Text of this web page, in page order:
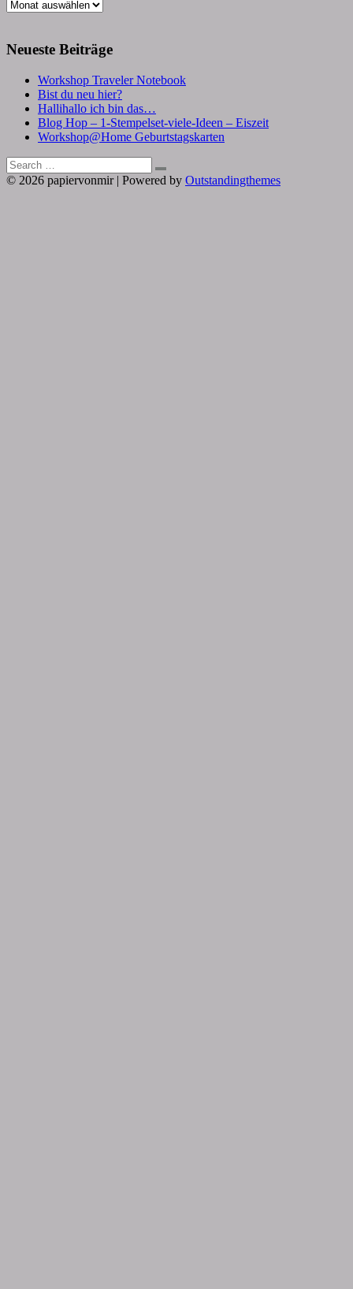
Archive
Neueste Beiträge
Workshop Traveler Notebook
Bist du neu hier?
Hallihallo ich bin das…
Blog Hop – 1-Stempelset-viele-Ideen – Eiszeit
Workshop@Home Geburtstagskarten
Search
for:
Search
© 2026 papiervonmir | Powered by Outstandingthemes